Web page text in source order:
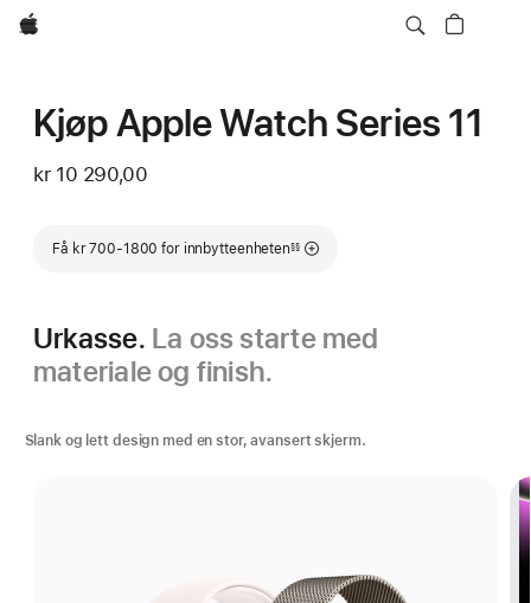
Apple
Kjøp Apple Watch Series 11
kr 10 290,00
Få kr 700-1800 for innbytteenheten
Fotnote
§§
Urkasse. La oss starte med
materiale og finish.
Slank og lett design med en stor, avansert skjerm.